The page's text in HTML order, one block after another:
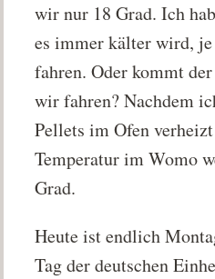
wir nur 18 Grad. Ich
es immer kälter wird,
fahren. Oder kommt
wir fahren? Nachdem
Pellets im Ofen
Temperatur im Womo
Grad.
Heute ist endlich
Tag der deutschen